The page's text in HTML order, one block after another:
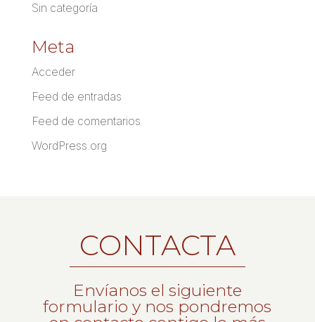
Sin categoría
Meta
Acceder
Feed de entradas
Feed de comentarios
WordPress.org
CONTACTA
Envíanos el siguiente
formulario y nos pondremos